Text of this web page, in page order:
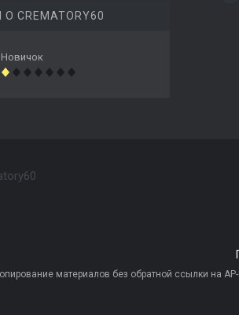
CREMATORY60
Новичок
материалов без обратной ссылки на